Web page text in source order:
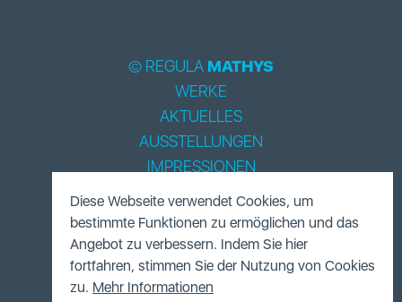
© REGULA MATHYS
WERKE
AKTUELLES
AUSSTELLUNGEN
IMPRESSIONEN
BIOGRAPHIE
LITERATUR
ACCESSOIRES
FUNDUS
KONTAKT
Diese Webseite verwendet Cookies, um
bestimmte Funktionen zu ermöglichen und das
Angebot zu verbessern. Indem Sie hier
fortfahren, stimmen Sie der Nutzung von Cookies
zu. Mehr Informationen